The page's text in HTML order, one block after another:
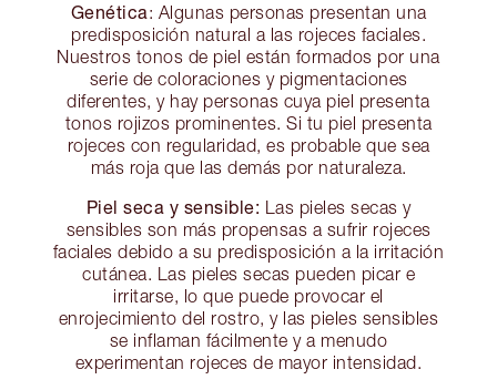
Genética: Algunas personas presentan una
predisposición natural a las rojeces faciales.
Nuestros tonos de piel están formados por una
serie de coloraciones y pigmentaciones
diferentes, y hay personas cuya piel presenta
tonos rojizos prominentes. Si tu piel presenta
rojeces con regularidad, es probable que sea
más roja que las demás por naturaleza.
Piel seca y sensible: Las pieles secas y
sensibles son más propensas a sufrir rojeces
faciales debido a su predisposición a la irritación
cutánea. Las pieles secas pueden picar e
irritarse, lo que puede provocar el
enrojecimiento del rostro, y las pieles sensibles
se inflaman fácilmente y a menudo
experimentan rojeces de mayor intensidad.